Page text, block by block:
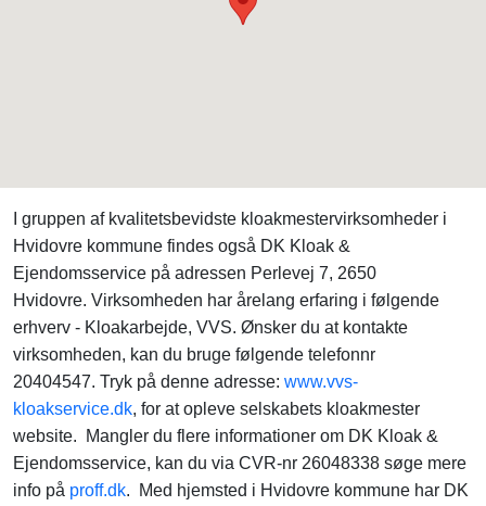
I gruppen af kvalitetsbevidste kloakmestervirksomheder i
Hvidovre kommune findes også DK Kloak &
Ejendomsservice på adressen Perlevej 7, 2650
Hvidovre. Virksomheden har årelang erfaring i følgende
erhverv - Kloakarbejde, VVS. Ønsker du at kontakte
virksomheden, kan du bruge følgende telefonnr
20404547. Tryk på denne adresse: www.vvs-
kloakservice.dk, for at opleve selskabets kloakmester
website. Mangler du flere informationer om DK Kloak &
Ejendomsservice, kan du via CVR-nr 26048338 søge mere
info på proff.dk. Med hjemsted i Hvidovre kommune har DK